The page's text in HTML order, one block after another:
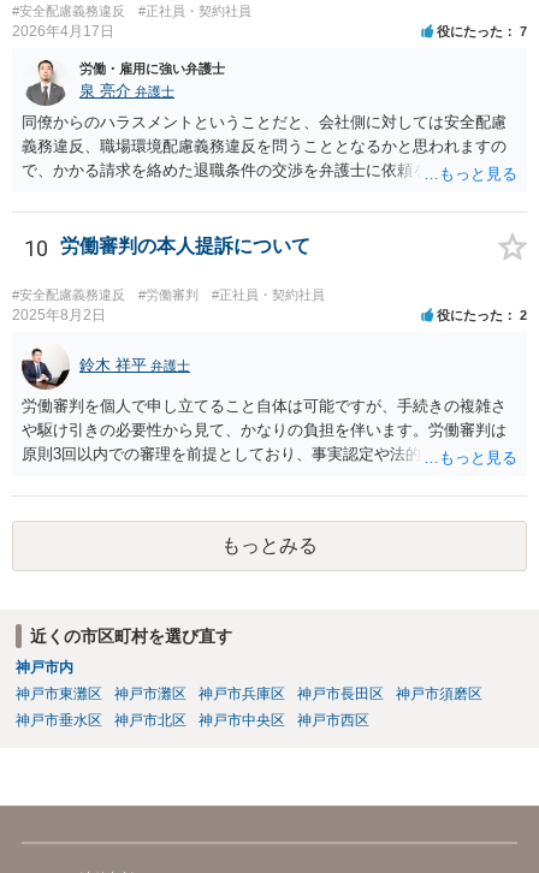
#安全配慮義務違反
#正社員・契約社員
2026年4月17日 役にたった 7
労働・雇用に強い弁護士
泉 亮介 弁護士
同僚からのハラスメントということだと、会社側に対しては安全配慮
義務違反、職場環境配慮義務違反を問うこととなるかと思われますの
で、かかる請求を絡めた退職条件の交渉を弁護士に依頼をされた方が
くなり全て弁護士が窓口となるため精神的な負担も軽くなるでしょ
う。
10 労働審判の本人提訴について
#安全配慮義務違反 #労働審判 #正社員・契約社員
2025年8月2日 役にたった 2
鈴木 祥平 弁護士
労働審判を個人で申し立てること自体は可能ですが、手続きの複雑さ
や駆け引きの必要性から見て、かなりの負担を伴います。労働審判は
原則3回以内での審理を前提としており、事実認定や法的評価に加え
的判断が求められます。 申立書や証拠説明書を丁寧に作成されたこと
は評価されるべきですが、書面の出来だけで結果が決まるわけではあ
りません。審判委員会は、書面よりも実際のやり取りや和解に向けた
姿勢を重視します。したがって、書面のチェックだけを第三者に依頼
議を申し立てれば通常訴訟に移行します。その場合は、改めて訴訟の
主張立証をしなければならず、事実上ゼロからの再スタートとなりま
す。したがって、労働審判の場で和解を成立させることが最も現実的
かつ負担の少ない解決方法です。 本人申立てであっても、できれば労
ります。 労働審判はスピード勝負です。孤立せず、知識と経験のある
もっとみる
近くの市区町村を選び直す
神戸市内
神戸市東灘区
神戸市灘区 神戸市兵庫区 神戸市長田区
神戸市須磨区
神戸市垂水区
神戸市北区 神戸市中央区 神戸市西区